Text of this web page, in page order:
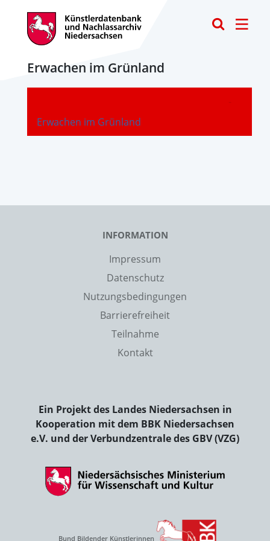
Erwachen im Grünland
Erwachen im Grünland
-
INFORMATION
Impressum
Datenschutz
Nutzungsbedingungen
Barrierefreiheit
Teilnahme
Kontakt
Ein Projekt des Landes Niedersachsen in
Kooperation mit dem BBK Niedersachsen
e.V. und der Verbundzentrale des GBV (VZG)
Bund Bildender Künstlerinnen